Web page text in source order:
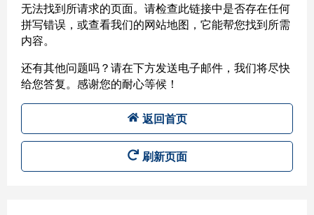
无法找到所请求的页面。请检查此链接中是否存在任何
拼写错误，或查看我们的网站地图，它能帮您找到所需
内容。
还有其他问题吗？请在下方发送电子邮件，我们将尽快
给您答复。感谢您的耐心等候！
返回首页
刷新页面